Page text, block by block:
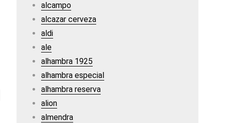
alcampo
alcazar cerveza
aldi
ale
alhambra 1925
alhambra especial
alhambra reserva
alion
almendra